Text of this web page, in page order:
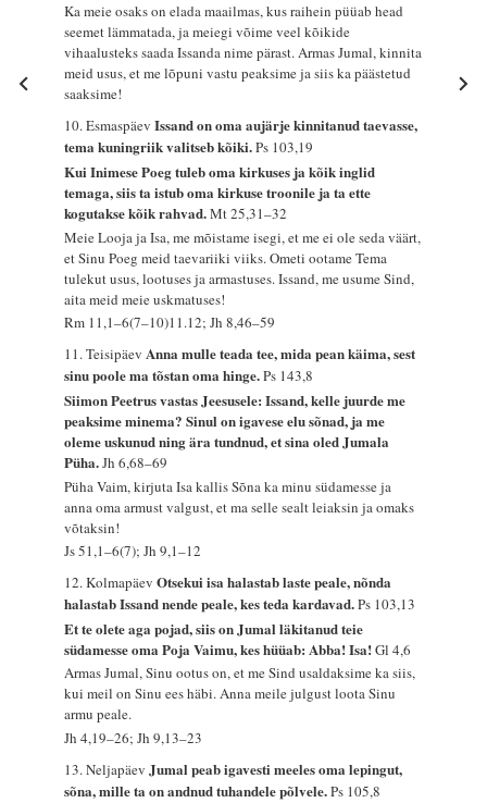
Ka meie osaks on elada maailmas, kus raihein püüab head
seemet lämmatada, ja meiegi võime veel kõikide
vihaalusteks saada Issanda nime pärast. Armas Jumal, kinnita
meid usus, et me lõpuni vastu peaksime ja siis ka päästetud
saaksime!
10. EsmaspäevIssand on oma aujärje kinnitanud taevasse,
tema kuningriik valitseb kõiki.Ps 103,19
Kui Inimese Poeg tuleb oma kirkuses ja kõik inglid
temaga, siis ta istub oma kirkuse troonile ja ta ette
kogutakse kõik rahvad.Mt 25,31–32
Meie Looja ja Isa, me mõistame isegi, et me ei ole seda väärt,
et Sinu Poeg meid taevariiki viiks. Ometi ootame Tema
tulekut usus, lootuses ja armastuses. Issand, me usume Sind,
aita meid meie uskmatuses!
Rm 11,1–6(7–10)11.12; Jh 8,46–59
11. TeisipäevAnna mulle teada tee, mida pean käima, sest
sinu poole ma tõstan oma hinge.Ps 143,8
Siimon Peetrus vastas Jeesusele: Issand, kelle juurde me
peaksime minema? Sinul on igavese elu sõnad, ja me
oleme uskunud ning ära tundnud, et sina oled Jumala
Püha.Jh 6,68–69
Püha Vaim, kirjuta Isa kallis Sõna ka minu südamesse ja
anna oma armust valgust, et ma selle sealt leiaksin ja omaks
võtaksin!
Js 51,1–6(7); Jh 9,1–12
12. KolmapäevOtsekui isa halastab laste peale, nõnda
halastab Issand nende peale, kes teda kardavad.Ps 103,13
Et te olete aga pojad, siis on Jumal läkitanud teie
südamesse oma Poja Vaimu, kes hüüab: Abba! Isa!Gl 4,6
Armas Jumal, Sinu ootus on, et me Sind usaldaksime ka siis,
kui meil on Sinu ees häbi. Anna meile julgust loota Sinu
armu peale.
Jh 4,19–26; Jh 9,13–23
13. NeljapäevJumal peab igavesti meeles oma lepingut,
sõna, mille ta on andnud tuhandele põlvele.Ps 105,8